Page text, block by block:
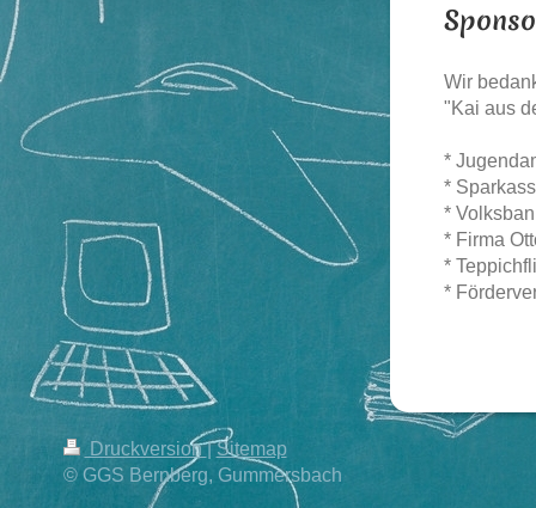
Wir
"Kai aus
*
*
*
* Firma
*
*
Druckversion| Sitemap
© GGS Bernberg, Gummersbach